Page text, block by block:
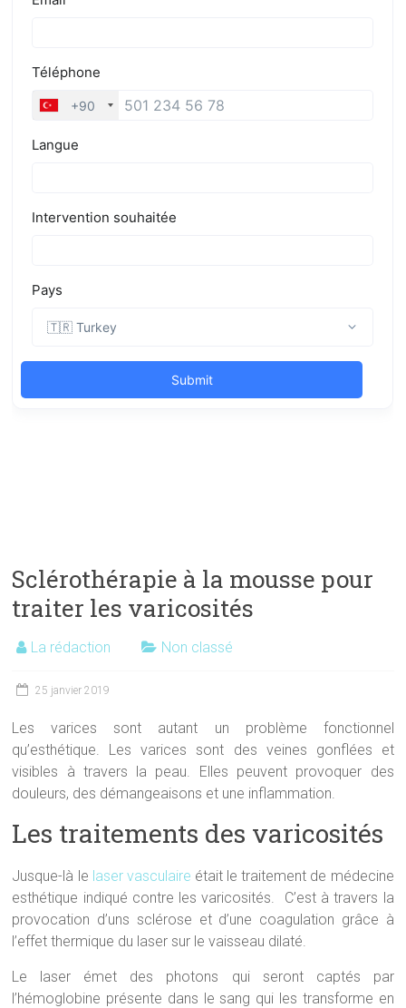
Sclérothérapie à la mousse pour
traiter les varicosités
La rédaction Non classé
25 janvier 2019
Les varices sont autant un problème fonctionnel
qu’esthétique. Les varices sont des veines gonflées et
visibles à travers la peau. Elles peuvent provoquer des
douleurs, des démangeaisons et une inflammation.
Les traitements des varicosités
Jusque-là le laser vasculaire était le traitement de médecine
esthétique indiqué contre les varicosités. C’est à travers la
provocation d’uns sclérose et d’une coagulation grâce à
l’effet thermique du laser sur le vaisseau dilaté.
Le laser émet des photons qui seront captés par
l’hémoglobine présente dans le sang qui les transforme en